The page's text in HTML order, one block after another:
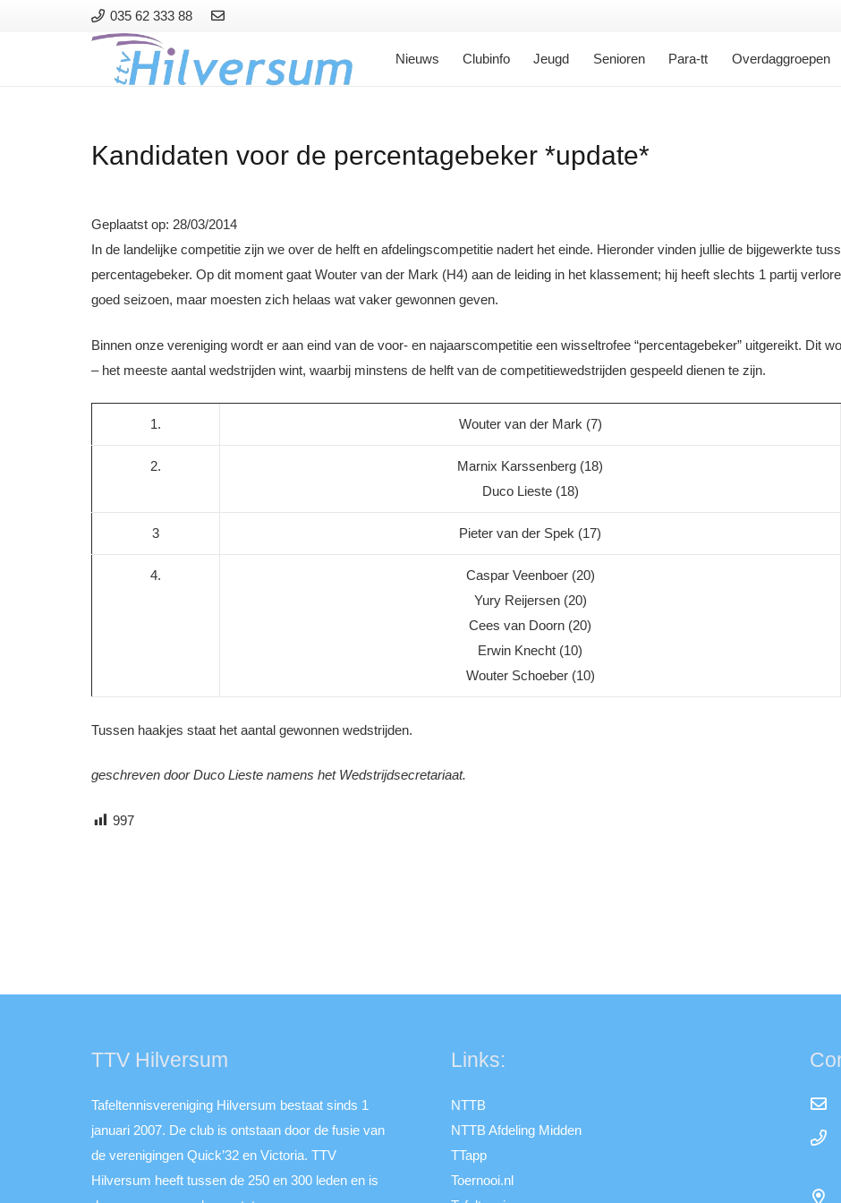
035 62 333 88
Nieuws Clubinfo Jeugd Senioren Para-tt Overdaggroepen
Kandidaten voor de percentagebeker *update*
Geplaatst op: 28/03/2014
In de landelijke competitie zijn we over de helft en afdelingscompetitie nadert het einde. Hieronder vinden jullie de bijgewerkte
percentagebeker. Op dit moment gaat Wouter van der Mark (H4) aan de leiding in het klassement; hij heeft slechts 1 partij
goed seizoen, maar moesten zich helaas wat vaker gewonnen geven.
Binnen onze vereniging wordt er aan eind van de voor- en najaarscompetitie een wisseltrofee “percentagebeker” uitgereikt. Dit
– het meeste aantal wedstrijden wint, waarbij minstens de helft van de competitiewedstrijden gespeeld dienen te zijn.
1. Wouter van der Mark (7)
2.
Marnix Karssenberg (18)
Duco Lieste (18)
3 Pieter van der Spek (17)
4.
Caspar Veenboer (20)
Yury Reijersen (20)
Cees van Doorn (20)
Erwin Knecht (10)
Wouter Schoeber (10)
Tussen haakjes staat het aantal gewonnen wedstrijden.
geschreven door Duco Lieste namens het Wedstrijdsecretariaat.
997
TTV Hilversum
Tafeltennisvereniging Hilversum bestaat sinds 1
januari 2007. De club is ontstaan door de fusie van
de verenigingen Quick’32 en Victoria. TTV
Hilversum heeft tussen de 250 en 300 leden en is
Links:
NTTB
NTTB Afdeling Midden
TTapp
Toernooi.nl